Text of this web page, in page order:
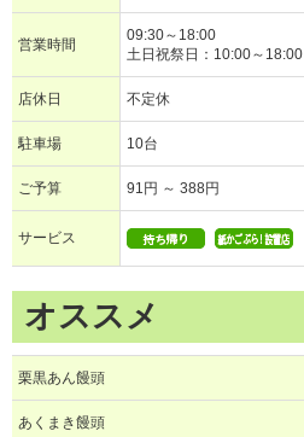
営業時間
09:30～18:00
土日祝祭日：10:00～18:00
店休日 不定休
駐車場 10台
ご予算 91円 ～ 388円
サービス
オススメ
栗黒あん饅頭
あくまき饅頭